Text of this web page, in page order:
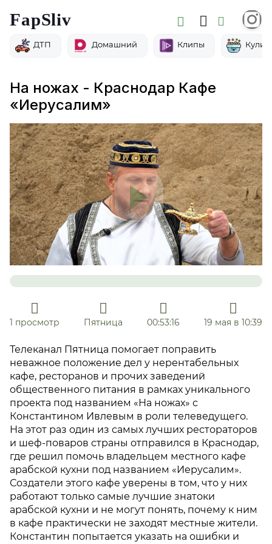
FapSliv
ДТП Домашний Клипы
На ножах - Краснодар Кафе
«Иерусалим»
1 просмотр Пятница 00:53:16 19 мая в 10:39
Телеканал Пятница помогает поправить
неважное положение дел у нерентабельных
кафе, ресторанов и прочих заведений
общественного питания в рамках уникального
проекта под названием «На ножах» с
Константином Ивлевым в роли телеведущего.
На этот раз один из самых лучших рестораторов
и шеф-поваров страны отправился в Краснодар,
где решил помочь владельцем местного кафе
арабской кухни под названием «Иерусалим».
Создатели этого кафе уверены в том, что у них
работают только самые лучшие знатоки
арабской кухни и не могут понять, почему к ним
в кафе практически не заходят местные жители.
Константин попытается указать на ошибки и